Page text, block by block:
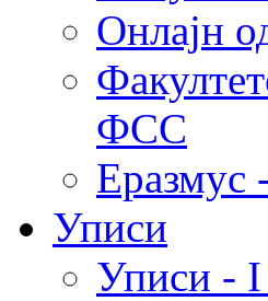
Онлајн
ФСС
Еразмус
Уписи
Уписи -